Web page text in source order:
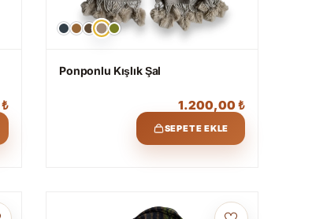
₺
Ponponlu Kışlık Şal
1.200,00₺
SEPETE EKLE